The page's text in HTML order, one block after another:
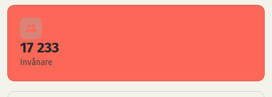
17 233
Invånare